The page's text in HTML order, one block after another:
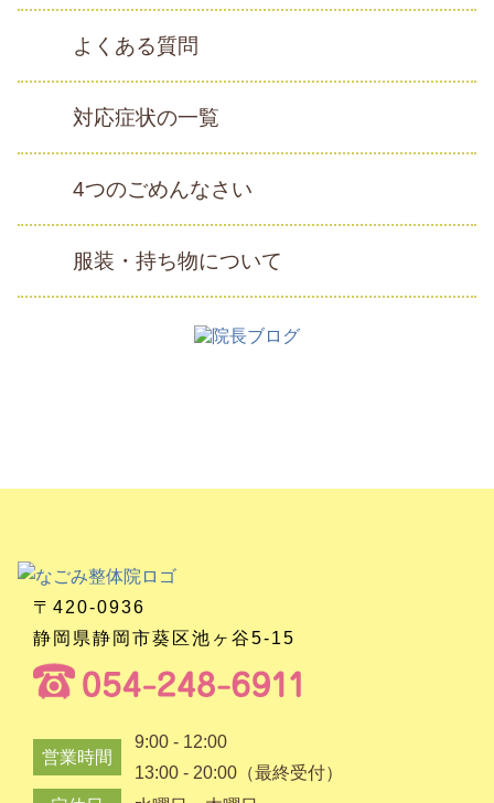
よくある質問
対応症状の一覧
4つのごめんなさい
服装・持ち物について
〒420-0936
静岡県静岡市葵区池ヶ谷5-15
営業時間
9:00 - 12:00
13:00 - 20:00（最終受付）